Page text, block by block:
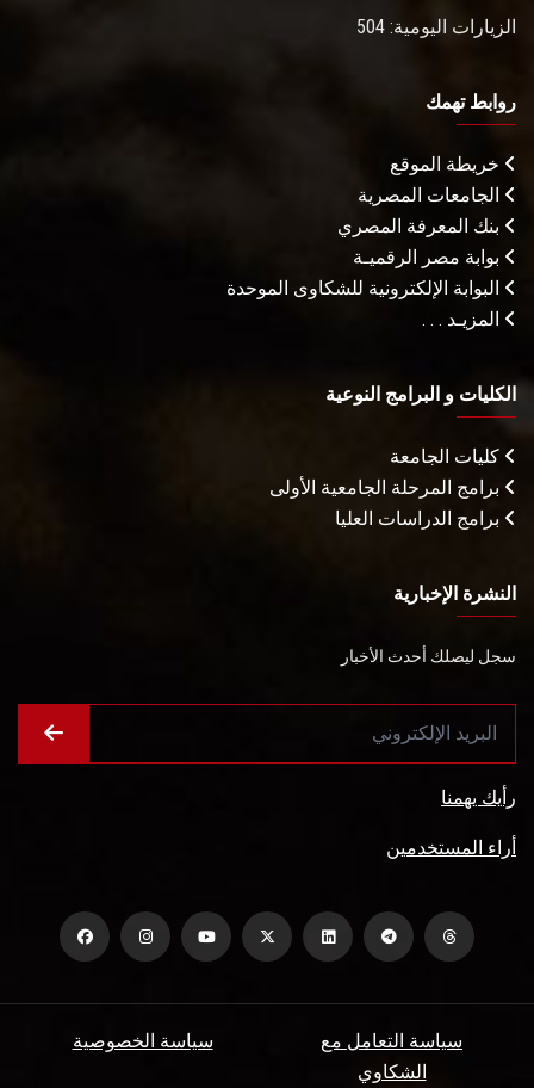
الزيارات اليومية: 504
روابط تهمك
خريطة الموقع
الجامعات المصرية
بنك المعرفة المصري
بوابة مصر الرقميـة
البوابة الإلكترونية للشكاوى الموحدة
المزيـد . . .
الكليات و البرامج النوعية
كليات الجامعة
برامج المرحلة الجامعية الأولى
برامج الدراسات العليا
النشرة الإخبارية
سجل ليصلك أحدث الأخبار
رأيك يهمنا
أراء المستخدمين
سياسة الخصوصية
سياسة التعامل مع
الشكاوي